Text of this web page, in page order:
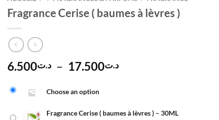
Fragrance Cerise ( baumes à lèvres )
د.ت6.500 – د.ت17.500
Plage
à
Choose an option
Fragrance Cerise ( baumes à lèvres ) – 30ML